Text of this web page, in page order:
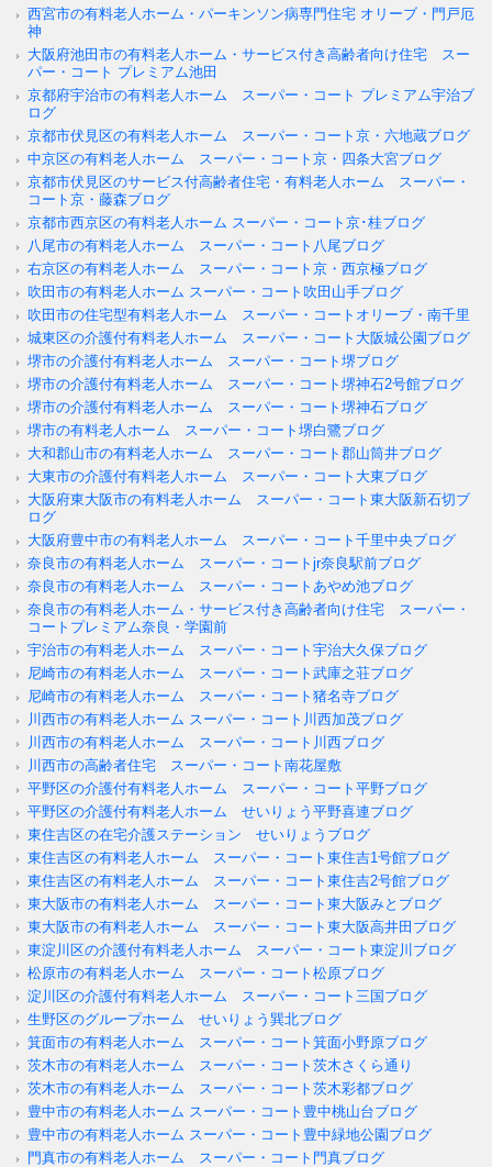
西宮市の有料老人ホーム・パーキンソン病専門住宅 オリーブ・門戸厄
神
大阪府池田市の有料老人ホーム・サービス付き高齢者向け住宅 スー
パー・コート プレミアム池田
京都府宇治市の有料老人ホーム スーパー・コート プレミアム宇治ブ
ログ
京都市伏見区の有料老人ホーム スーパー・コート京・六地蔵ブログ
中京区の有料老人ホーム スーパー・コート京・四条大宮ブログ
京都市伏見区のサービス付高齢者住宅・有料老人ホーム スーパー・
コート京・藤森ブログ
京都市西京区の有料老人ホーム スーパー・コート京･桂ブログ
八尾市の有料老人ホーム スーパー・コート八尾ブログ
右京区の有料老人ホーム スーパー・コート京・西京極ブログ
吹田市の有料老人ホーム スーパー・コート吹田山手ブログ
吹田市の住宅型有料老人ホーム スーパー・コートオリーブ・南千里
城東区の介護付有料老人ホーム スーパー・コート大阪城公園ブログ
堺市の介護付有料老人ホーム スーパー・コート堺ブログ
堺市の介護付有料老人ホーム スーパー・コート堺神石2号館ブログ
堺市の介護付有料老人ホーム スーパー・コート堺神石ブログ
堺市の有料老人ホーム スーパー・コート堺白鷺ブログ
大和郡山市の有料老人ホーム スーパー・コート郡山筒井ブログ
大東市の介護付有料老人ホーム スーパー・コート大東ブログ
大阪府東大阪市の有料老人ホーム スーパー・コート東大阪新石切ブ
ログ
大阪府豊中市の有料老人ホーム スーパー・コート千里中央ブログ
奈良市の有料老人ホーム スーパー・コートjr奈良駅前ブログ
奈良市の有料老人ホーム スーパー・コートあやめ池ブログ
奈良市の有料老人ホーム・サービス付き高齢者向け住宅 スーパー・
コートプレミアム奈良・学園前
宇治市の有料老人ホーム スーパー・コート宇治大久保ブログ
尼崎市の有料老人ホーム スーパー・コート武庫之荘ブログ
尼崎市の有料老人ホーム スーパー・コート猪名寺ブログ
川西市の有料老人ホーム スーパー・コート川西加茂ブログ
川西市の有料老人ホーム スーパー・コート川西ブログ
川西市の高齢者住宅 スーパー・コート南花屋敷
平野区の介護付有料老人ホーム スーパー・コート平野ブログ
平野区の介護付有料老人ホーム せいりょう平野喜連ブログ
東住吉区の在宅介護ステーション せいりょうブログ
東住吉区の有料老人ホーム スーパー・コート東住吉1号館ブログ
東住吉区の有料老人ホーム スーパー・コート東住吉2号館ブログ
東大阪市の有料老人ホーム スーパー・コート東大阪みとブログ
東大阪市の有料老人ホーム スーパー・コート東大阪高井田ブログ
東淀川区の介護付有料老人ホーム スーパー・コート東淀川ブログ
松原市の有料老人ホーム スーパー・コート松原ブログ
淀川区の介護付有料老人ホーム スーパー・コート三国ブログ
生野区のグループホーム せいりょう巽北ブログ
箕面市の有料老人ホーム スーパー・コート箕面小野原ブログ
茨木市の有料老人ホーム スーパー・コート茨木さくら通り
茨木市の有料老人ホーム スーパー・コート茨木彩都ブログ
豊中市の有料老人ホーム スーパー・コート豊中桃山台ブログ
豊中市の有料老人ホーム スーパー・コート豊中緑地公園ブログ
門真市の有料老人ホーム スーパー・コート門真ブログ